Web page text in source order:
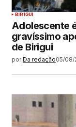
BIRIGUI
Adolescente
gravíssimo
de Birigui
por Da redação05/08/